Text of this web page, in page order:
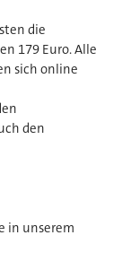
die
179 Euro. Alle
sich online
den
in unserem